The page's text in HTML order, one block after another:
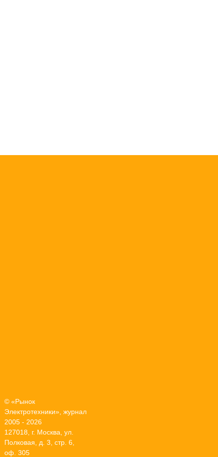
© «Рынок
Электротехники», журнал
2005 - 2026
127018, г. Москва, ул.
Полковая, д. 3, стр. 6,
оф. 305